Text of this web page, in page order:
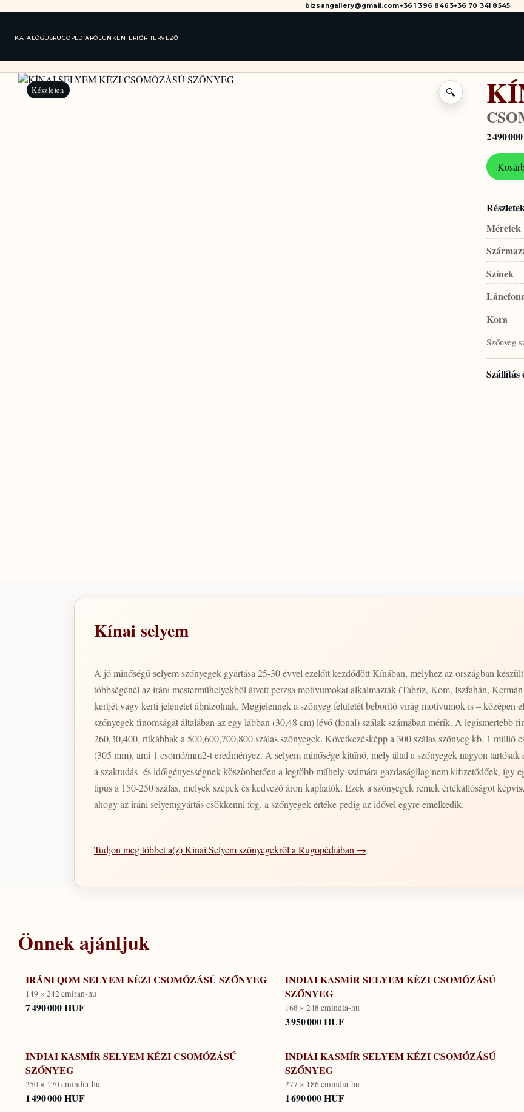
bizsangallery@gmail.com+36 1 396 8463+36 70 341 8545
KATALÓGUSRUGOPEDIARÓLUNKENTERIŐR TERVEZŐ
Készleten 🔍
2 490
Méretek
Színek
Kora
Szőnyeg
Szállítás
Kínai selyem
A jó minőségű selyem szőnyegek gyártása 25-30 évvel ezelőtt kezdődött Kínában, melyhez az országban
többségénél az iráni mesterműhelyekből átvett perzsa motívumokat alkalmazták (Tabriz, Kom, Iszfahán,
kertjét vagy kerti jelenetet ábrázolnak. Megjelennek a szőnyeg felületét beborító virág motívumok is – középen
szőnyegek finomságát általában az egy lábban (30,48 cm) lévő (fonal) szálak számában mérik. A legismertebb
260,30,400, ritkábbak a 500,600,700,800 szálas szőnyegek. Következésképp a 300 szálas szőnyeg kb. 1 millió
(305 mm), ami 1 csomó/mm2-t eredményez. A selyem minősége kitűnő, mely által a szőnyegek nagyon tartósak és időtállóak. A finomabb
a szaktudás- és időigényességnek köszönhetően a legtöbb műhely számára gazdaságilag nem kifizetődőek, így
típus a 150-250 szálas, melyek szépek és kedvező áron kaphatók. Ezek a szőnyegek remek értékállóságot
ahogy az iráni selyemgyártás csökkenni fog, a szőnyegek értéke pedig az idővel egyre emelkedik.
Tudjon meg többet a(z) Kinai Selyem szőnyegekről a Rugopédiában →
Önnek ajánljuk
IRÁNI QOM SELYEM KÉZI CSOMÓZÁSÚ SZŐNYEG
149 × 242 cmiran-hu
7 490 000 HUF
INDIAI KASMÍR SELYEM KÉZI CSOMÓZÁSÚ
SZŐNYEG
168 × 248 cmindia-hu
3 950 000 HUF
INDIAI KASMÍR SELYEM KÉZI CSOMÓZÁSÚ
SZŐNYEG
250 × 170 cmindia-hu
1 490 000 HUF
INDIAI KASMÍR SELYEM KÉZI CSOMÓZÁSÚ
SZŐNYEG
277 × 186 cmindia-hu
1 690 000 HUF